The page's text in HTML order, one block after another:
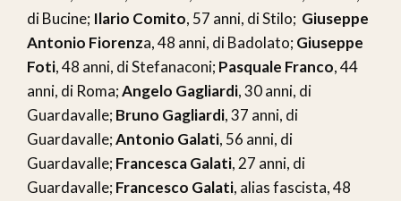
di Bucine; Ilario Comito, 57 anni, di Stilo; Giuseppe
Antonio Fiorenza, 48 anni, di Badolato; Giuseppe
Foti, 48 anni, di Stefanaconi; Pasquale Franco, 44
anni, di Roma;Angelo Gagliardi, 30 anni, di
Guardavalle; Bruno Gagliardi, 37 anni, di
Guardavalle;Antonio Galati, 56 anni, di
Guardavalle; Francesca Galati, 27 anni, di
Guardavalle; Francesco Galati, alias fascista, 48